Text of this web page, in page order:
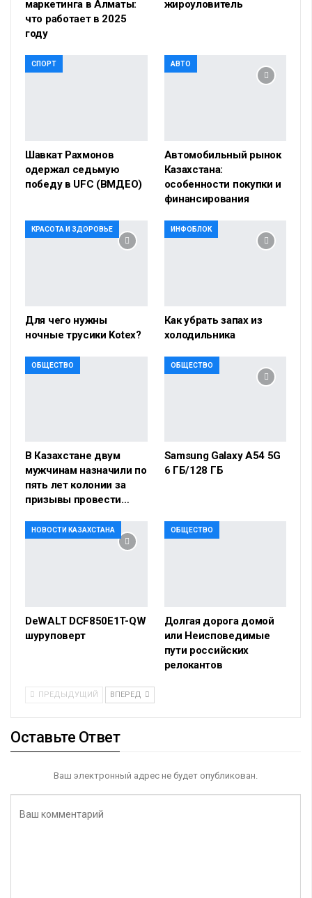
маркетинга в Алматы:
что работает в 2025
году
жироуловитель
СПОРТ
Шавкат Рахмонов
одержал седьмую
победу в UFC (ВМДЕО)
АВТО
Автомобильный рынок
Казахстана:
особенности покупки и
финансирования
КРАСОТА И ЗДОРОВЬЕ
Для чего нужны
ночные трусики Kotex?
ИНФОБЛОК
Как убрать запах из
холодильника
ОБЩЕСТВО
В Казахстане двум
мужчинам назначили по
пять лет колонии за
призывы провести…
ОБЩЕСТВО
Samsung Galaxy A54 5G
6 ГБ/128 ГБ
НОВОСТИ КАЗАХСТАНА
DeWALT DCF850E1T-QW
шуруповерт
ОБЩЕСТВО
Долгая дорога домой
или Неисповедимые
пути российских
релокантов
ПРЕДЫДУЩИЙ ВПЕРЕД
Оставьте Ответ
Ваш электронный адрес не будет опубликован.